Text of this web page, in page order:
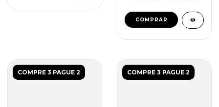
COMPRAR
COMPRE 3 PAGUE 2 COMPRE 3 PAGUE 2